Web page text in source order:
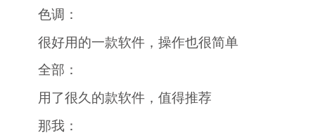
色调：
很好用的一款软件，操作也很简单
全部：
用了很久的款软件，值得推荐
那我：